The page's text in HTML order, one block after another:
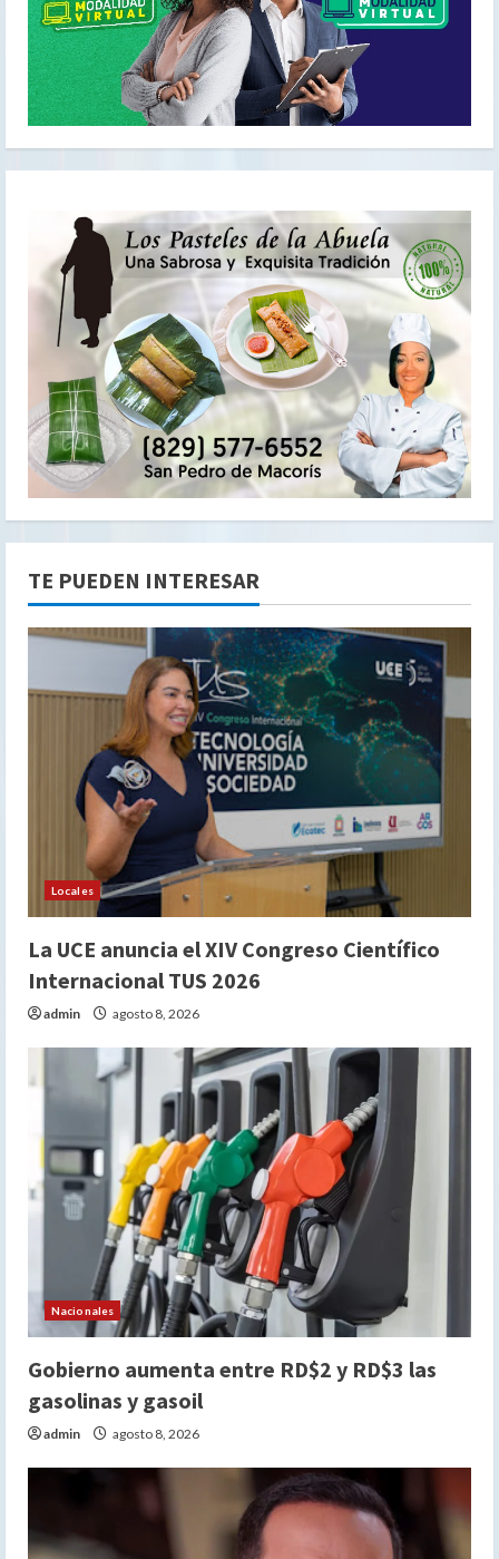
TE PUEDEN INTERESAR
Locales
La UCE anuncia el XIV Congreso Científico
Internacional TUS 2026
admin agosto 8, 2026
Nacionales
Gobierno aumenta entre RD$2 y RD$3 las
gasolinas y gasoil
admin agosto 8, 2026